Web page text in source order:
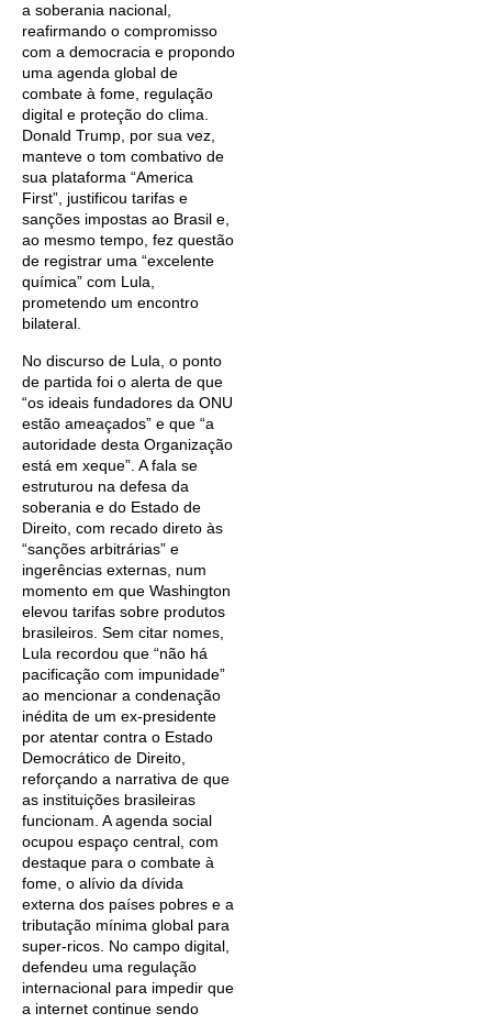
a soberania nacional,
reafirmando o compromisso
com a democracia e propondo
uma agenda global de
combate à fome, regulação
digital e proteção do clima.
Donald Trump, por sua vez,
manteve o tom combativo de
sua plataforma “America
First”, justificou tarifas e
sanções impostas ao Brasil e,
ao mesmo tempo, fez questão
de registrar uma “excelente
química” com Lula,
prometendo um encontro
bilateral.
No discurso de Lula, o ponto
de partida foi o alerta de que
“os ideais fundadores da ONU
estão ameaçados” e que “a
autoridade desta Organização
está em xeque”. A fala se
estruturou na defesa da
soberania e do Estado de
Direito, com recado direto às
“sanções arbitrárias” e
ingerências externas, num
momento em que Washington
elevou tarifas sobre produtos
brasileiros. Sem citar nomes,
Lula recordou que “não há
pacificação com impunidade”
ao mencionar a condenação
inédita de um ex-presidente
por atentar contra o Estado
Democrático de Direito,
reforçando a narrativa de que
as instituições brasileiras
funcionam. A agenda social
ocupou espaço central, com
destaque para o combate à
fome, o alívio da dívida
externa dos países pobres e a
tributação mínima global para
super-ricos. No campo digital,
defendeu uma regulação
internacional para impedir que
a internet continue sendo